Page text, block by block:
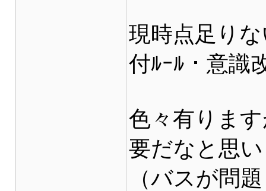
現時点足り
付ﾙｰﾙ・意識
色々有りま
要だなと思
（バスが問